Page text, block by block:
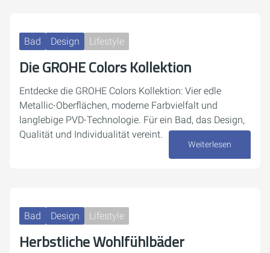
Bad Design Lifestyle
Die GROHE Colors Kollektion
Entdecke die GROHE Colors Kollektion: Vier edle
Metallic-Oberflächen, moderne Farbvielfalt und
langlebige PVD-Technologie. Für ein Bad, das Design,
Qualität und Individualität vereint.
Weiterlesen
Bad Design Lifestyle
Herbstliche Wohlfühlbäder